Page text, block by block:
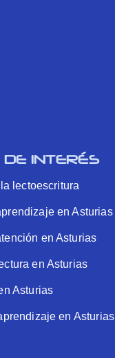
INTERÉS
lectoescritura
en Asturias
en Asturias
en Asturias
Asturias
en Asturias